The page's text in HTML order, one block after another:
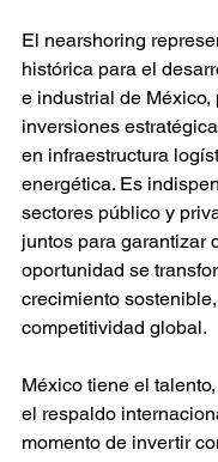
El nearshoring
histórica para el
e industrial de México,
inversiones
en infraestructura
energética. Es
sectores público y
juntos para garantizar
oportunidad se
crecimiento
competitividad global.
México tiene el
el respaldo
momento de invertir